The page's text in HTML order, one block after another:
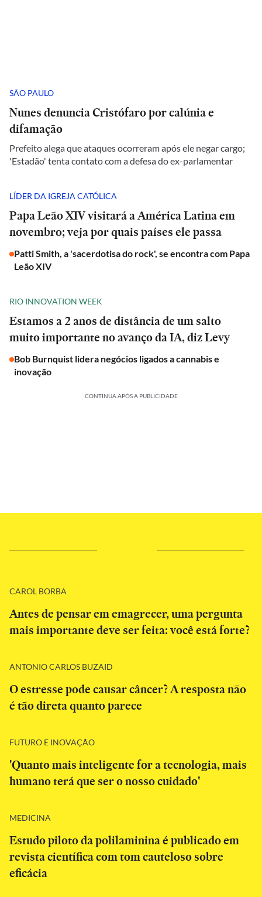
SÃO PAULO
Nunes denuncia Cristófaro por calúnia e
difamação
Prefeito alega que ataques ocorreram após ele negar cargo;
'Estadão' tenta contato com a defesa do ex-parlamentar
LÍDER DA IGREJA CATÓLICA
Papa Leão XIV visitará a América Latina em
novembro; veja por quais países ele passa
Patti Smith, a 'sacerdotisa do rock', se encontra com Papa
Leão XIV
RIO INNOVATION WEEK
Estamos a 2 anos de distância de um salto
muito importante no avanço da IA, diz Levy
Bob Burnquist lidera negócios ligados a cannabis e
inovação
CONTINUA APÓS A PUBLICIDADE
CAROL BORBA
Antes de pensar em emagrecer, uma pergunta
mais importante deve ser feita: você está forte?
ANTONIO CARLOS BUZAID
O estresse pode causar câncer? A resposta não
é tão direta quanto parece
FUTURO E INOVAÇÃO
'Quanto mais inteligente for a tecnologia, mais
humano terá que ser o nosso cuidado'
MEDICINA
Estudo piloto da polilaminina é publicado em
revista científica com tom cauteloso sobre
eficácia